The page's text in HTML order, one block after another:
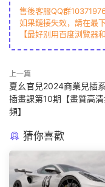
售後客服QQ群
如果鏈接失效，請在最
【最好别用百度浏覽器
上一篇
夏幺官兒2024商業兒插
插畫課第10期【畫質高
頻】
猜你喜歡